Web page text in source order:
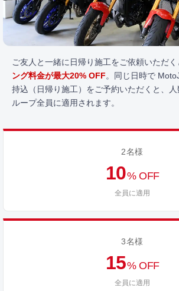
ご友人と一緒に日帰り施工をご依頼いただく
ング料金が最大20% OFF。同じ日時で
持込（日帰り施工）をご予約いただくと、
ループ全員に適用されます。
2名様
10% OFF
全員に適用
3名様
15% OFF
全員に適用